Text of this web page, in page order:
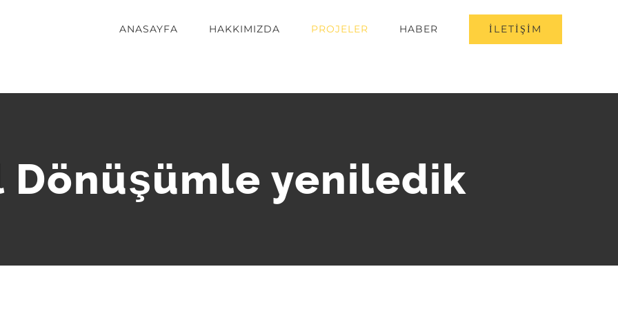
ANASAYFA HAKKIMIZDA PROJELER HABER İLETİŞİM
Dönüşümle yeniledik